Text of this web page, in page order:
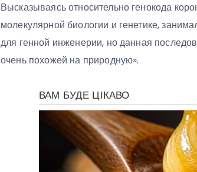
Высказываясь относительно генокода
молекулярной биологии и генетике,
для генной инженерии, но данная
очень похожей на природную».